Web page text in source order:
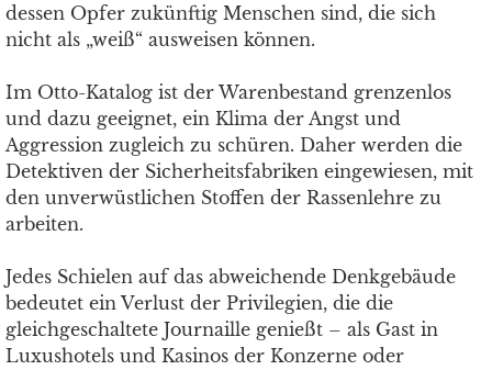
dessen Opfer zukünftig Menschen sind, die sich
nicht als „weiß“ ausweisen können.
Im Otto-Katalog ist der Warenbestand grenzenlos
und dazu geeignet, ein Klima der Angst und
Aggression zugleich zu schüren. Daher werden die
Detektiven der Sicherheitsfabriken eingewiesen, mit
den unverwüstlichen Stoffen der Rassenlehre zu
arbeiten.
Jedes Schielen auf das abweichende Denkgebäude
bedeutet ein Verlust der Privilegien, die die
gleichgeschaltete Journaille genießt – als Gast in
Luxushotels und Kasinos der Konzerne oder